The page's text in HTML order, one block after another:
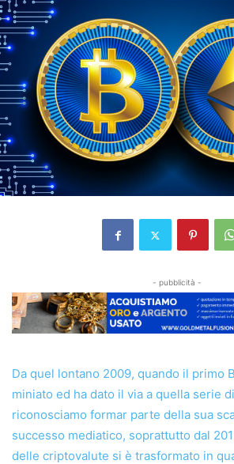
- pubblicità -
Da quel lontano 2009, quando il primo
miniato ed ha dato il via a quella serie
riconosciamo formar parte della sua
successo mediatico, soprattutto dal
delle criptovalute si è trasformato in